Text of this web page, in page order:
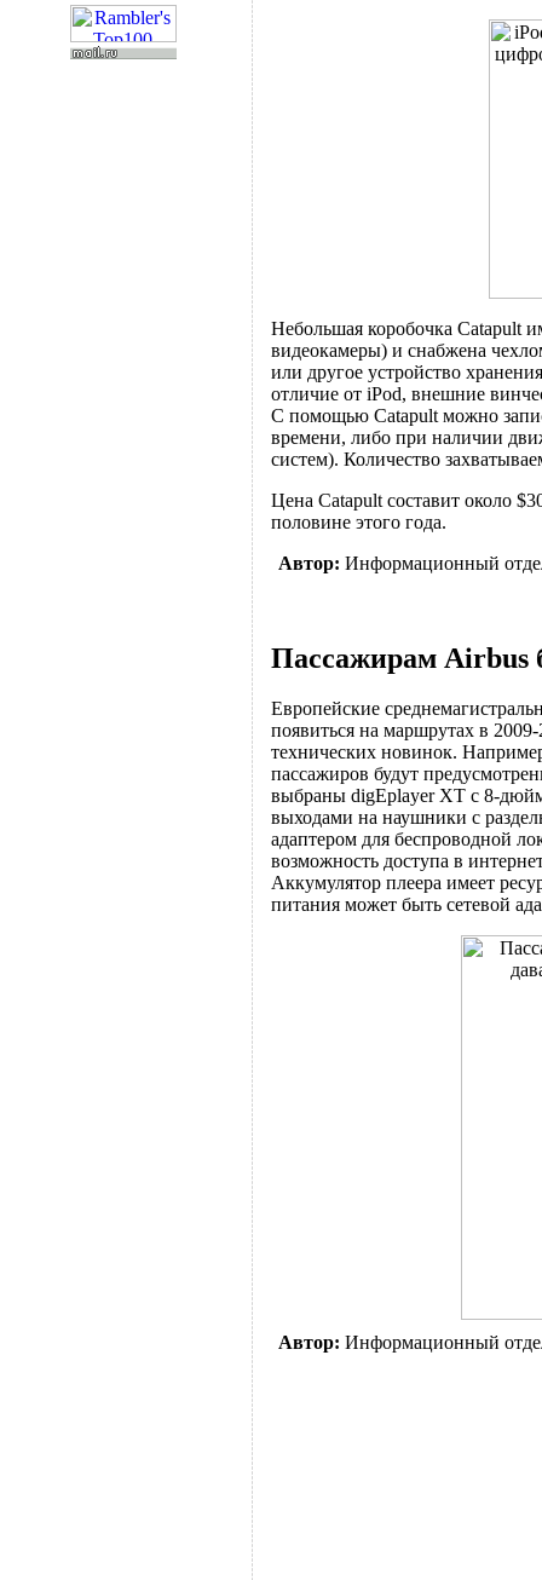
Небольшая коробочка Catapult
видеокамеры) и снабжена
или другое устройство
отличие от iPod, внешние
С помощью Catapult можно
времени, либо при наличии
систем). Количество
Цена Catapult составит около
половине этого года.
Автор: Информационный
Пассажирам Airbus
Европейские
появиться на маршрутах в
технических новинок.
пассажиров будут
выбраны digEplayer XT с 8-
выходами на наушники с
адаптером для беспроводной
возможность доступа в
Аккумулятор плеера имеет
питания может быть сетевой
Автор: Информационный